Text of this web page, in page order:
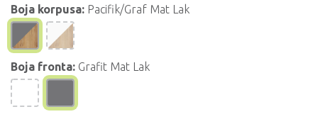
Boja korpusa: Pacifik/Graf Mat Lak
Boja fronta: Grafit Mat Lak